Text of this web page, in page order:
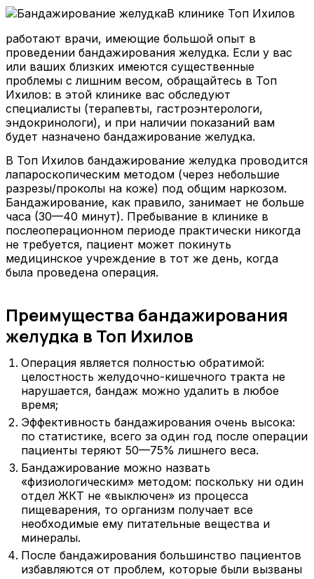
В клинике Топ Ихилов
работают врачи, имеющие большой опыт в
проведении бандажирования желудка. Если у вас
или ваших близких имеются существенные
проблемы с лишним весом, обращайтесь в Топ
Ихилов: в этой клинике вас обследуют
специалисты (терапевты, гастроэнтерологи,
эндокринологи), и при наличии показаний вам
будет назначено бандажирование желудка.
В Топ Ихилов бандажирование желудка проводится
лапароскопическим методом (через небольшие
разрезы/проколы на коже) под общим наркозом.
Бандажирование, как правило, занимает не больше
часа (30—40 минут). Пребывание в клинике в
послеоперационном периоде практически никогда
не требуется, пациент может покинуть
медицинское учреждение в тот же день, когда
была проведена операция.
Преимущества бандажирования
желудка в Топ Ихилов
Операция является полностью обратимой:
целостность желудочно-кишечного тракта не
нарушается, бандаж можно удалить в любое
время;
Эффективность бандажирования очень высока:
по статистике, всего за один год после операции
пациенты теряют 50—75% лишнего веса.
Бандажирование можно назвать
«физиологическим» методом: поскольку ни один
отдел ЖКТ не «выключен» из процесса
пищеварения, то организм получает все
необходимые ему питательные вещества и
минералы.
После бандажирования большинство пациентов
избавляются от проблем, которые были вызваны